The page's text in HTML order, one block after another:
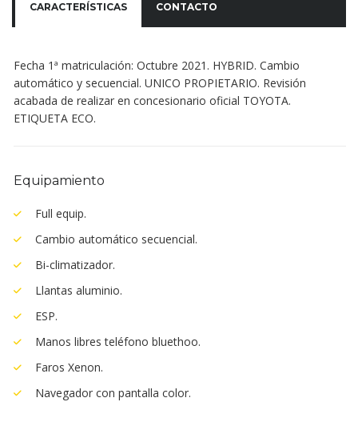
CARACTERÍSTICAS CONTACTO
Fecha 1ª matriculación: Octubre 2021. HYBRID. Cambio
automático y secuencial. UNICO PROPIETARIO. Revisión
acabada de realizar en concesionario oficial TOYOTA.
ETIQUETA ECO.
Equipamiento
Full equip.
Cambio automático secuencial.
Bi-climatizador.
Llantas aluminio.
ESP.
Manos libres teléfono bluethoo.
Faros Xenon.
Navegador con pantalla color.